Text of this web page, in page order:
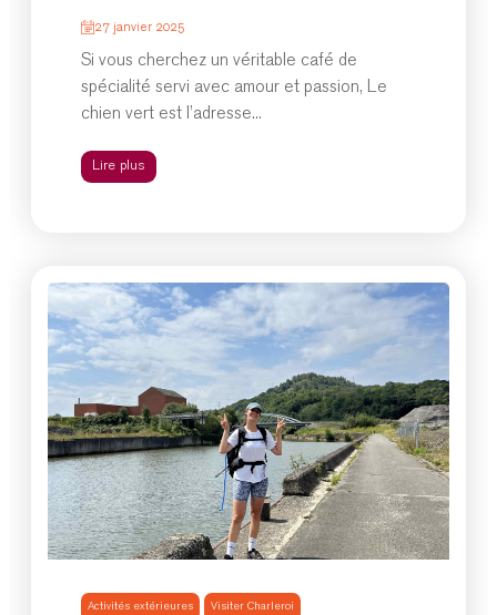
27 janvier 2025
Si vous cherchez un véritable café de
spécialité servi avec amour et passion, Le
chien vert est l’adresse...
Lire plus
Activités extérieures Visiter Charleroi